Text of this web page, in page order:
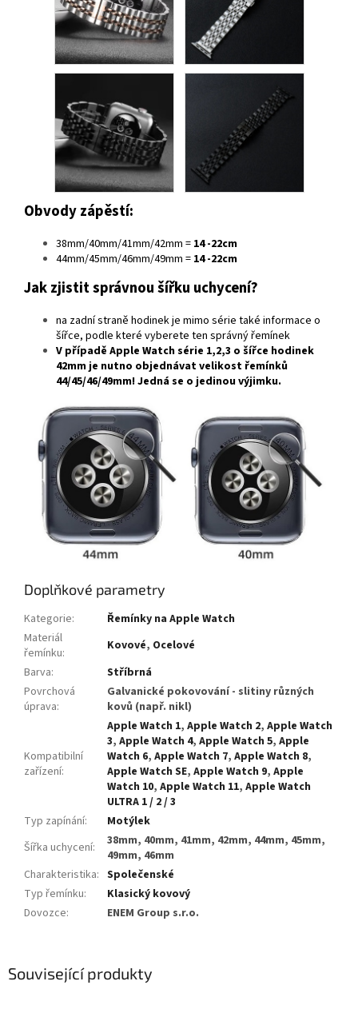
Související produkty
Obvody zápěstí:
38mm/40mm/41mm/42mm = 14 -22cm
44mm/45mm/46mm/49mm = 14 -22cm
Jak zjistit správnou šířku uchycení?
na zadní straně hodinek je mimo série také informace o
šířce, podle které vyberete ten správný řemínek
V případě Apple Watch série 1,2,3 o šířce hodinek
42mm je nutno objednávat velikost řemínků
44/45/46/49mm! Jedná se o jedinou výjimku.
Doplňkové parametry
Kategorie:
Řemínky na Apple Watch
Materiál
řemínku: Kovové, Ocelové
Barva:
Stříbrná
Povrchová
úprava:
Galvanické pokovování - slitiny různých
kovů (např. nikl)
Kompatibilní
zařízení:
Apple Watch 1, Apple Watch 2, Apple Watch
3, Apple Watch 4, Apple Watch 5, Apple
Watch 6, Apple Watch 7, Apple Watch 8,
Apple Watch SE, Apple Watch 9, Apple
Watch 10, Apple Watch 11, Apple Watch
ULTRA 1 / 2 / 3
Typ zapínání:
Motýlek
Šířka uchycení:
38mm, 40mm, 41mm, 42mm, 44mm, 45mm,
49mm, 46mm
Charakteristika: Společenské
Typ řemínku:
Klasický kovový
Dovozce: ENEM Group s.r.o.